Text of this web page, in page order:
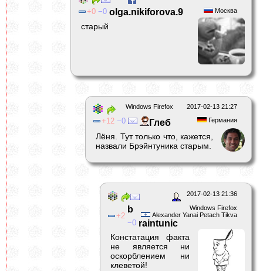
Москва
0 0 olga.nikiforova.9
старый
2017-02-13 21:27
Windows Firefox
Германия
12 0 Глеб
Лёня. Тут только что, кажется,
назвали Брэйнтуника старым.
2017-02-13 21:36
Windows Firefox
Alexander Yanai Petach Tikva
2
0
b
raintunic
Констатация факта
не является ни
оскорблением ни
клеветой!